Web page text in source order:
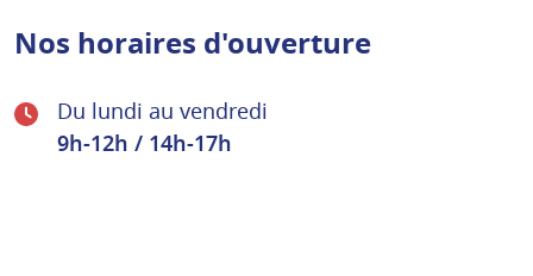
Nos horaires d'ouverture
Du lundi au vendredi
9h-12h / 14h-17h